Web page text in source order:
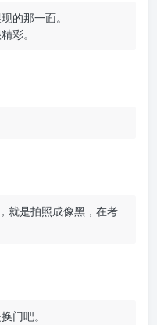
的那一面。
彩。
就是拍照成像黑，在考
门吧。